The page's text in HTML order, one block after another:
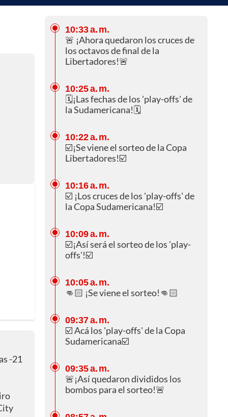
-21
10:33 a. m.
🚨 ¡Ahora quedaron los cruces de
los octavos de final de la
Libertadores!🚨
10:25 a. m.
🗓️¡Las fechas de los 'play-offs' de
la Sudamericana!🗓️
10:22 a. m.
☑️¡Se viene el sorteo de la Copa
Libertadores!☑️
10:16 a. m.
☑️ ¡Los cruces de los 'play-offs' de
la Copa Sudamericana!☑️
10:09 a. m.
☑️¡Así será el sorteo de los 'play-
offs'!☑️
10:05 a. m.
👊🏻 ¡Se viene el sorteo!👊🏻
09:37 a. m.
☑️ Acá los 'play-offs' de la Copa
Sudamericana☑️
09:35 a. m.
🚨¡Así quedaron divididos los
bombos para el sorteo!🚨